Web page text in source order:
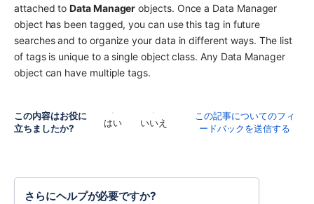
attached to Data Manager objects. Once a Data Manager
object has been tagged, you can use this tag in future
searches and to organize your data in different ways. The list
of tags is unique to a single object class. Any Data Manager
object can have multiple tags.
この内容はお役に
立ちましたか?
はい いいえ
この記事についてのフィ
ードバックを送信する
さらにヘルプが必要ですか?